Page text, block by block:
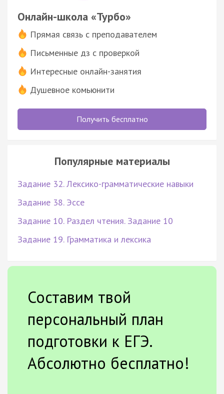
Онлайн-школа «Турбо»
Прямая связь с преподавателем
Письменные дз с проверкой
Интересные онлайн-занятия
Душевное комьюнити
Получить бесплатно
Популярные материалы
Задание 32. Лексико-грамматические навыки
Задание 38. Эссе
Задание 10. Раздел чтения. Задание 10
Задание 19. Грамматика и лексика
Составим твой
персональный план
подготовки к ЕГЭ.
Абсолютно бесплатно!